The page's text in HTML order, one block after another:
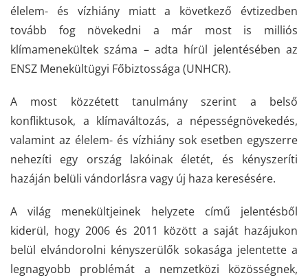
élelem- és vízhiány miatt a következő évtizedben
tovább fog növekedni a már most is milliós
klímamenekültek száma – adta hírül jelentésében az
ENSZ Menekültügyi Főbiztossága (UNHCR).
A most közzétett tanulmány szerint a belső
konfliktusok, a klímaváltozás, a népességnövekedés,
valamint az élelem- és vízhiány sok esetben egyszerre
nehezíti egy ország lakóinak életét, és kényszeríti
hazáján belüli vándorlásra vagy új haza keresésére.
A világ menekültjeinek helyzete című jelentésből
kiderül, hogy 2006 és 2011 között a saját hazájukon
belül elvándorolni kényszerülők sokasága jelentette a
legnagyobb problémát a nemzetközi közösségnek,